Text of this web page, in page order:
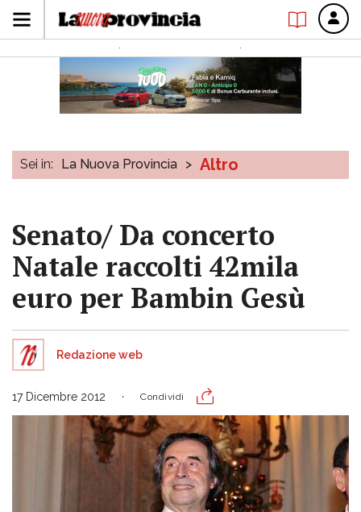
Sei in: La Nuova Provincia > Altro
Senato/ Da concerto
Natale raccolti 42mila
euro per Bambin Gesù
Redazione web
17 Dicembre 2012 Condividi